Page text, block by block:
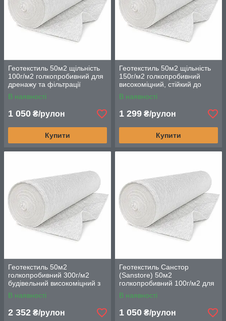
Геотекстиль 50м2 щільність
100г/м2 голкопробивний для
дренажу та фільтрації
В наявності
1 050 ₴/рулон
Купити
Геотекстиль 50м2 щільність
150г/м2 голкопробивний
високоміцний, стійкий до
механічних навантажень
В наявності
1 299 ₴/рулон
Купити
Геотекстиль 50м2
голкопробивний 300г/м2
будівельний високоміцний з
поліестерових волокон
В наявності
2 352 ₴/рулон
Геотекстиль Санстор
(Sanstore) 50м2
голкопробивний 100г/м2 для
будівництва та
ландшафтного дизайну
В наявності
1 050 ₴/рулон